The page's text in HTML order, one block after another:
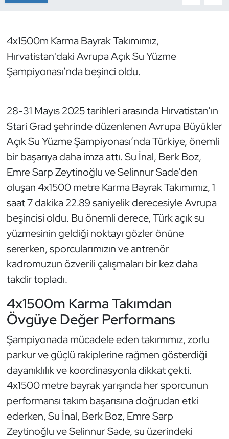
4x1500m Karma Bayrak Takımımız,
Hırvatistan'daki Avrupa Açık Su Yüzme
Şampiyonası’nda beşinci oldu.
28-31 Mayıs 2025 tarihleri arasında Hırvatistan’ın
Stari Grad şehrinde düzenlenen Avrupa Büyükler
Açık Su Yüzme Şampiyonası’nda Türkiye, önemli
bir başarıya daha imza attı. Su İnal, Berk Boz,
Emre Sarp Zeytinoğlu ve Selinnur Sade’den
oluşan 4x1500 metre Karma Bayrak Takımımız, 1
saat 7 dakika 22.89 saniyelik derecesiyle Avrupa
beşincisi oldu. Bu önemli derece, Türk açık su
yüzmesinin geldiği noktayı gözler önüne
sererken, sporcularımızın ve antrenör
kadromuzun özverili çalışmaları bir kez daha
takdir topladı.
4x1500m Karma Takımdan
Övgüye Değer Performans
Şampiyonada mücadele eden takımımız, zorlu
parkur ve güçlü rakiplerine rağmen gösterdiği
dayanıklılık ve koordinasyonla dikkat çekti.
4x1500 metre bayrak yarışında her sporcunun
performansı takım başarısına doğrudan etki
ederken, Su İnal, Berk Boz, Emre Sarp
Zeytinoğlu ve Selinnur Sade, su üzerindeki
Dövüş Sanatı
E-Spor
Futbol
Futsal
Genel
Golf
Güreş
Halter
Hava Sporları
Hentbol
İşitme Engelli Sporcular
Judo ve Kuraş
Kano ve Rafting
Karate
Kayak